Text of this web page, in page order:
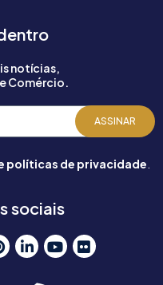
notícias,
Comércio.
ASSINAR
políticas de privacidade
sociais
L
i
Y
o
F
l